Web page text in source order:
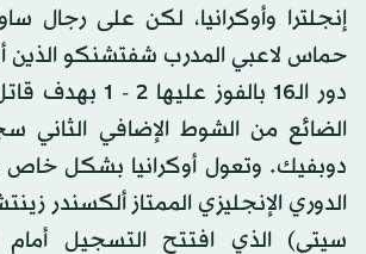
إنجلترا وأوكرانيا، لكن على رجال
حماس لاعبي المدرب شفتشنكو الذين
دور الـ16 بالفوز
الضائع من الشوط الإضافي الثاني
دوبفيك. وتعول أوكرانيا بشكل
الدوري الإنجليزي الممتاز ألكسندر
سيتي) الذي افتتح التسجيل أمام